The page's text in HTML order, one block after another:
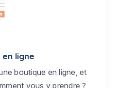
ligne
boutique en ligne, et
vous y prendre ?